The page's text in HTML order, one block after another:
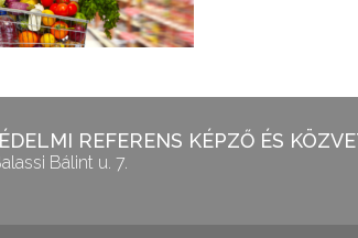
REFERENS KÉPZŐ ÉS
Bálint u. 7.